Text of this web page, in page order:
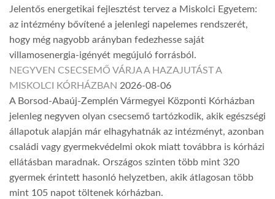
Jelentős energetikai fejlesztést tervez a Miskolci Egyetem:
az intézmény bővítené a jelenlegi napelemes rendszerét,
hogy még nagyobb arányban fedezhesse saját
villamosenergia-igényét megújuló forrásból.
NEGYVEN CSECSEMŐ VÁRJA A HAZAJUTÁST A
MISKOLCI KÓRHÁZBAN 2026-08-06
A Borsod-Abaúj-Zemplén Vármegyei Központi Kórházban
jelenleg negyven olyan csecsemő tartózkodik, akik egészségi
állapotuk alapján már elhagyhatnák az intézményt, azonban
családi vagy gyermekvédelmi okok miatt továbbra is kórházi
ellátásban maradnak. Országos szinten több mint 320
gyermek érintett hasonló helyzetben, akik átlagosan több
mint 105 napot töltenek kórházban.